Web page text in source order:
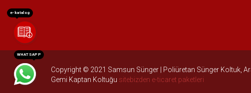
Copyright © 2021 Samsun Sünger | Poliüretan Sünger Koltuk,
Gemi Kaptan Koltuğu sitebizden e-ticaret paketleri
WHATSAPP
e-katalog